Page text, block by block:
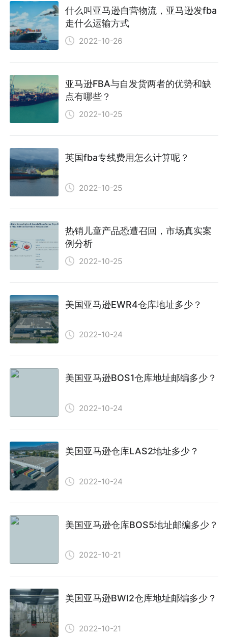
什么叫亚马逊自营物流，亚马逊发fba
走什么运输方式
2022-10-26
亚马逊FBA与自发货两者的优势和缺
点有哪些？
2022-10-25
英国fba专线费用怎么计算呢？
2022-10-25
热销儿童产品恐遭召回，市场真实案
例分析
2022-10-25
美国亚马逊EWR4仓库地址多少？
2022-10-24
美国亚马逊BOS1仓库地址邮编多少？
2022-10-24
美国亚马逊仓库LAS2地址多少？
2022-10-24
美国亚马逊仓库BOS5地址邮编多少？
2022-10-21
美国亚马逊BWI2仓库地址邮编多少？
2022-10-21